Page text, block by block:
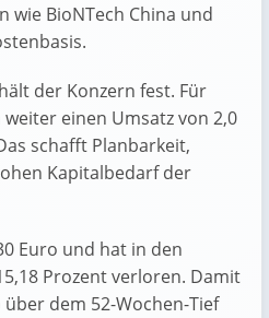
wie BioNTech China und
der Konzern fest. Für
einen Umsatz von 2,0
schafft Planbarkeit,
Kapitalbedarf der
Euro und hat in den
Prozent verloren. Damit
dem 52-Wochen-Tief